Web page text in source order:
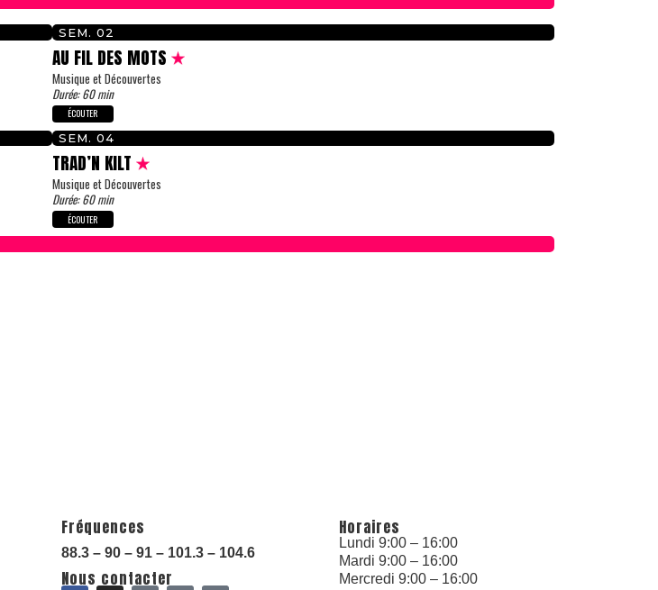
SEM. 02
AU FIL DES MOTS
Musique et Découvertes
Durée: 60 min
ÉCOUTER
SEM. 04
TRAD’N KILT
Musique et Découvertes
Durée: 60 min
ÉCOUTER
Fréquences
88.3 – 90 – 91 – 101.3 – 104.6
Nous contacter
Horaires
Lundi 9:00 – 16:00
Mardi 9:00 – 16:00
Mercredi 9:00 – 16:00